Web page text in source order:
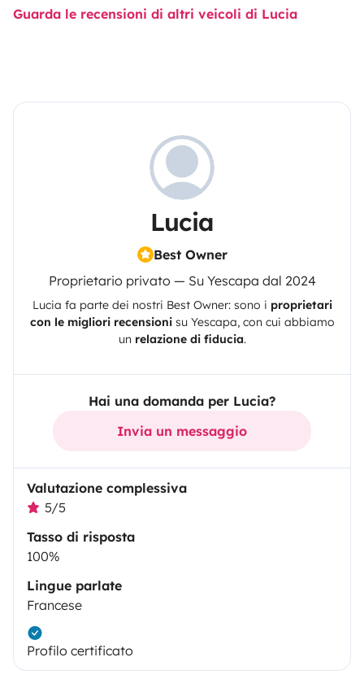
Guarda le recensioni di altri veicoli di Lucia
Lucia
Best Owner
Proprietario privato — Su Yescapa dal 2024
Lucia fa parte dei nostri Best Owner: sono i proprietari
con le migliori recensionisu Yescapa, con cui abbiamo
un relazione di fiducia.
Hai una domanda per Lucia?
Invia un messaggio
Valutazione complessiva
5/5
Tasso di risposta
100%
Lingue parlate
Francese
Profilo certificato